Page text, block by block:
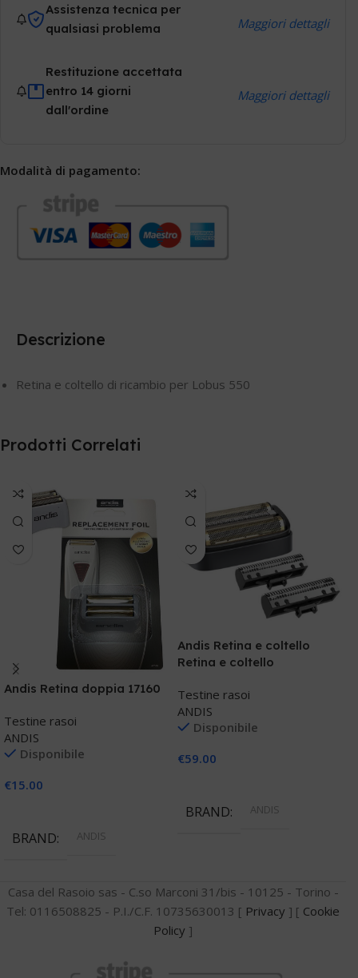
Assistenza tecnica per
qualsiasi problema
Maggiori dettagli
Restituzione accettata
entro 14 giorni
dall'ordine
Maggiori dettagli
Modalità di pagamento:
Descrizione
Retina e coltello di ricambio per Lobus 550
Prodotti Correlati
Andis Retina doppia 17160
Testine rasoi
ANDIS
Disponibile
€15.00
BRAND ANDIS
Andis Retina e coltello
Retina e coltello
Testine rasoi
ANDIS
Disponibile
€59.00
BRAND ANDIS
Casa del Rasoio sas - C.so Marconi 31/bis - 10125 - Torino -
Tel: 0116508825 - P.I./C.F. 10735630013 [ Privacy ] [ Cookie
Policy ]